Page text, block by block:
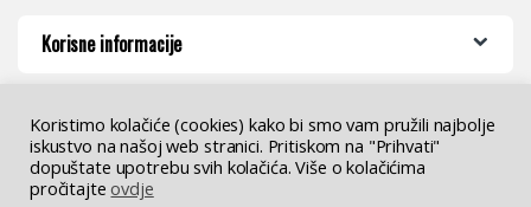
Korisne informacije
Koristimo kolačiće (cookies) kako bi smo vam pružili najbolje
iskustvo na našoj web stranici. Pritiskom na "Prihvati"
dopuštate upotrebu svih kolačića. Više o kolačićima
pročitajteovdje